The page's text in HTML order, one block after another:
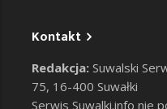
Kontakt
Redakcja: Suwalski
75, 16-400 Suwałki
Serwis Suwalki.info nie